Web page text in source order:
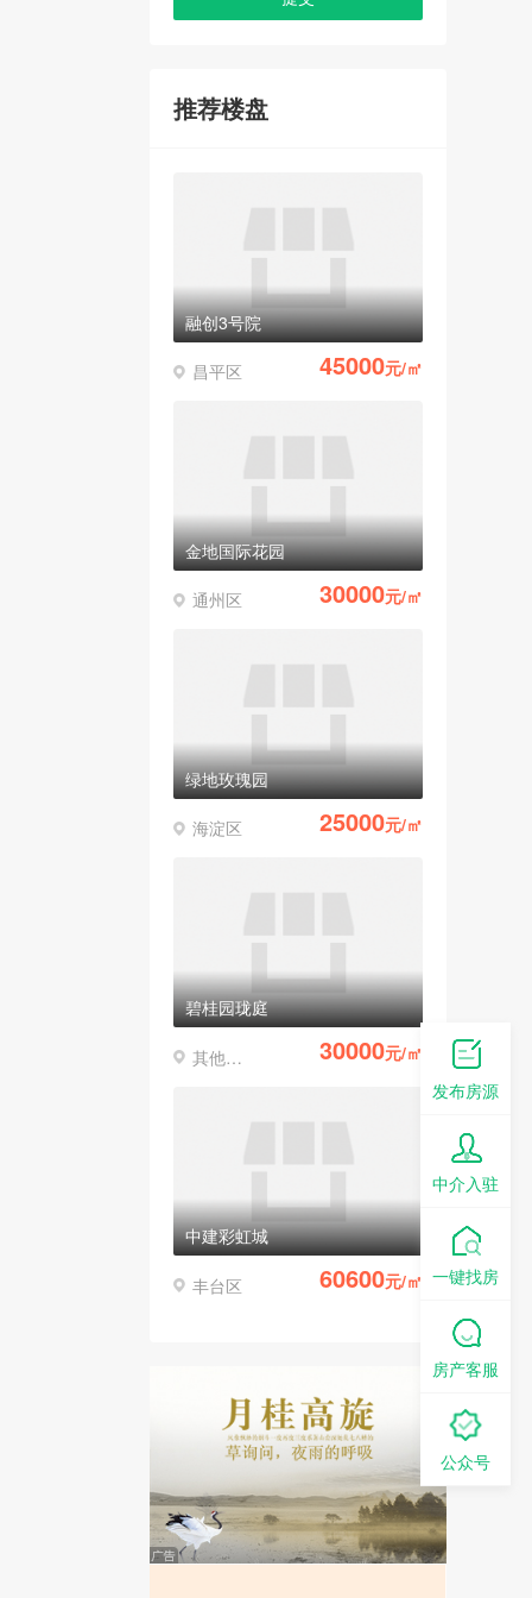
推荐楼盘
融创3号院
昌平区 45000元/㎡
金地国际花园
通州区 30000元/㎡
绿地玫瑰园
海淀区 25000元/㎡
碧桂园珑庭
其他区县 30000元/㎡
中建彩虹城
丰台区 60600元/㎡
发布房源
中介入驻
一键找房
房产客服
公众号